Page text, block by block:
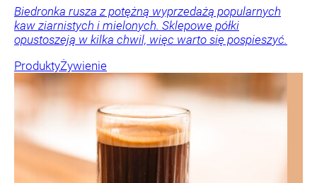
Biedronka rusza z potężną wyprzedażą popularnych
kaw ziarnistych i mielonych. Sklepowe półki
opustoszeją w kilka chwil, więc warto się pospieszyć.
ProduktyŻywienie